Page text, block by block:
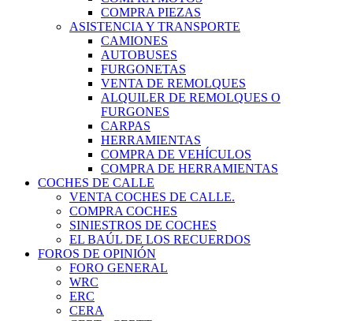
COMPRA PIEZAS
ASISTENCIA Y TRANSPORTE
CAMIONES
AUTOBUSES
FURGONETAS
VENTA DE REMOLQUES
ALQUILER DE REMOLQUES O
FURGONES
CARPAS
HERRAMIENTAS
COMPRA DE VEHÍCULOS
COMPRA DE HERRAMIENTAS
COCHES DE CALLE
VENTA COCHES DE CALLE.
COMPRA COCHES
SINIESTROS DE COCHES
EL BAÚL DE LOS RECUERDOS
FOROS DE OPINIÓN
FORO GENERAL
WRC
ERC
CERA